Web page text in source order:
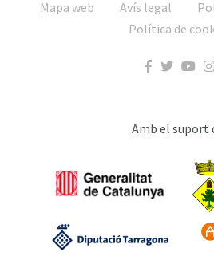
Mapa web
Avís legal
Política de
Amb el suport